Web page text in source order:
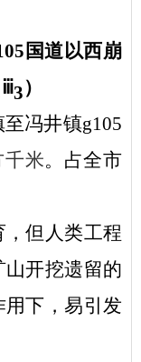
国道以西崩
3）
至冯井镇g105
千米。占全市
但人类工程
开挖遗留的
下，易引发